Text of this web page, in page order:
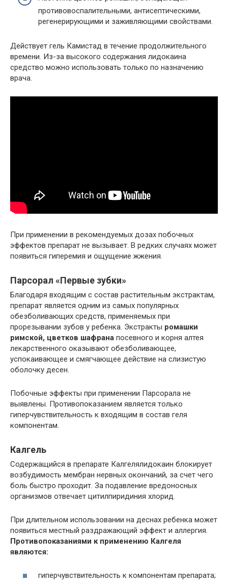
противовоспалительными, антисептическими,
регенерирующими и заживляющими свойствами.
Действует гель Камистад в течение продолжительного
времени. Из-за высокого содержания лидокаина
средство можно использовать только по назначению
врача.
При применении в рекомендуемых дозах побочных
эффектов препарат не вызывает. В редких случаях может
появиться гиперемия и ощущение жжения.
Парсорал «Первые зубки»
Благодаря входящим с состав растительным экстрактам,
препарат является одним из самых популярных
обезболивающих средств, применяемых при
прорезывании зубов у ребенка. Экстракты ромашки
римской, цветков шафрана посевного и корня алтея
лекарственного оказывают обезболивающее,
успокаивающее и смягчающее действие на слизистую
оболочку десен.
Побочные эффекты при применении Парсорала не
выявлены. Противопоказанием является только
гиперчувствительность к входящим в состав геля
компонентам.
Калгель
Содержащийся в препарате Калгелялидокаин блокирует
возбудимость мембран нервных окончаний, за счет чего
боль быстро проходит. За подавление вредоносных
организмов отвечает цитилпиридиния хлорид.
При длительном использовании на деснах ребенка может
появиться местный раздражающий эффект и аллергия.
Противопоказаниями к применению Калгеля
являются:
гиперчувствительность к компонентам препарата;